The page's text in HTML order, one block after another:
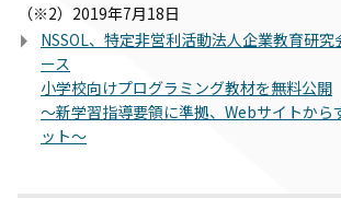
（※2）2019年7月18日
NSSOL、特定非営利活動法人企業教育研
ース
小学校向けプログラミング教材を無料公開
～新学習指導要領に準拠、Webサイトから
ット～